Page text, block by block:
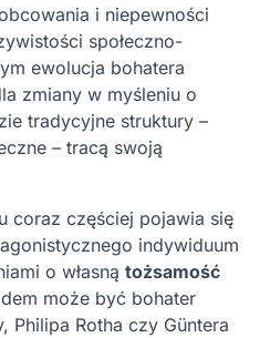
i niepewności
społeczno-
ewolucja bohatera
zmiany w myśleniu o
tradycyjne struktury –
– tracą swoją
coraz częściej pojawia się
indywiduum
o własną tożsamość
może być bohater
Philipa Rotha czy Güntera